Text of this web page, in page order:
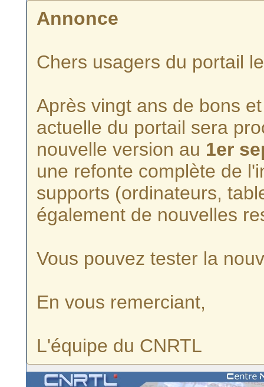
Annonce
Chers usagers du portail
Après vingt ans de bons
actuelle du portail sera
nouvelle version au 1er
une refonte complète de
supports (ordinateurs,
également de nouvelles
Vous pouvez tester la
En vous remerciant,
L'équipe du CNRTL